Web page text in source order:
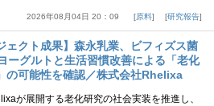
2026年08月04日 20：09 原料 研究報告
ェクト成果】森永乳業、ビフィズス菌
ーグルトと生活習慣改善による「老化
の可能性を確認／株式会社Rhelixa
が展開する老化研究の社会実装を推進し、